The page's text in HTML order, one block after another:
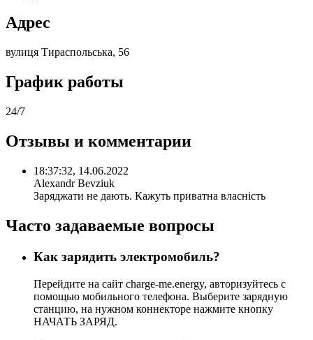
Адрес
вулиця Тираспольська, 56
График работы
24/7
Отзывы и комментарии
18:37:32, 14.06.2022
Alexandr Bevziuk
Заряджати не дають. Кажуть приватна власність
Часто задаваемые вопросы
Как зарядить электромобиль?
Перейдите на сайт charge-me.energy, авторизуйтесь с
помощью мобильного телефона. Выберите зарядную
станцию, на нужном коннекторе нажмите кнопку
НАЧАТЬ ЗАРЯД.